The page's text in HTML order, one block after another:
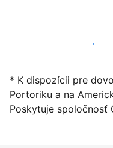
Začať ponúkať
* K dispozícii pre
Portoriku a na
Poskytuje spoločnosť